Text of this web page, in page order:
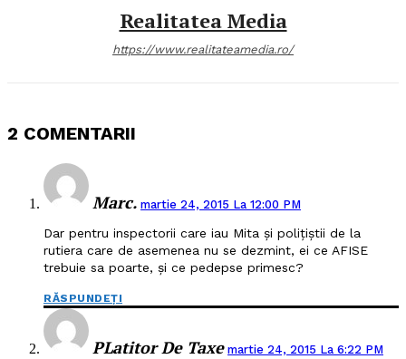
Realitatea Media
https://www.realitateamedia.ro/
2 COMENTARII
Marc. martie 24, 2015 La 12:00 PM
Dar pentru inspectorii care iau Mita și polițiștii de la
rutiera care de asemenea nu se dezmint, ei ce AFISE
trebuie sa poarte, și ce pedepse primesc?
RĂSPUNDEȚI
PLatitor De Taxe martie 24, 2015 La 6:22 PM